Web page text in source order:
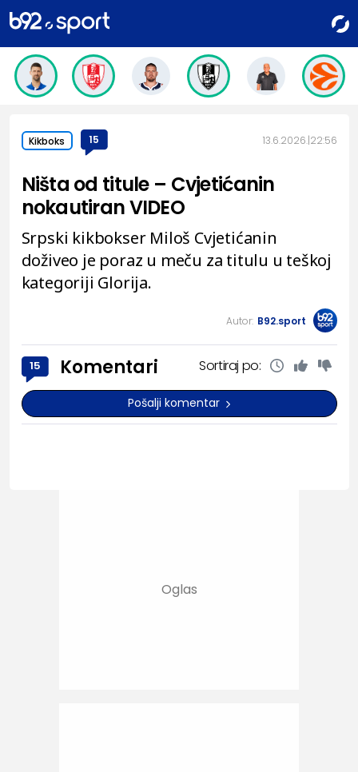
Kikboks 15 13.6.2026. 22:56
Ništa od titule – Cvjetićanin
nokautiran VIDEO
Srpski kikbokser Miloš Cvjetićanin
doživeo je poraz u meču za titulu u teškoj
kategoriji Glorija.
Autor: B92.sport
15 Komentari Sortiraj po:
Pošalji komentar